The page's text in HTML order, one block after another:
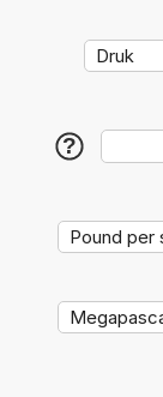
?